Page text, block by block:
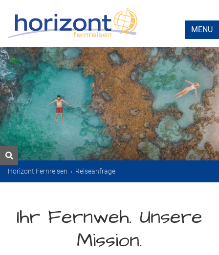
MENU
Horizont Fernreisen › Reiseanfrage
Ihr Fernweh. Unsere
Mission.